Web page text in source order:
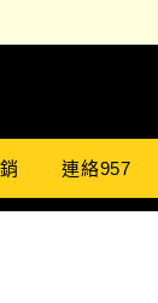
連絡957